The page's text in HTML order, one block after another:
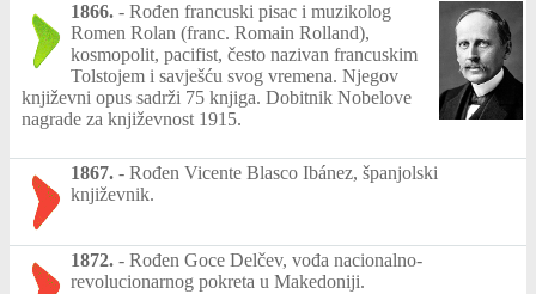
1866. - Rođen francuski pisac i muzikolog
Romen Rolan (franc. Romain Rolland),
kosmopolit, pacifist, često nazivan francuskim
Tolstojem i savješću svog vremena. Njegov
književni opus sadrži 75 knjiga. Dobitnik Nobelove
nagrade za književnost 1915.
1867. - Rođen Vicente Blasco Ibánez, španjolski
književnik.
1872. - Rođen Goce Delčev, vođa nacionalno-
revolucionarnog pokreta u Makedoniji.